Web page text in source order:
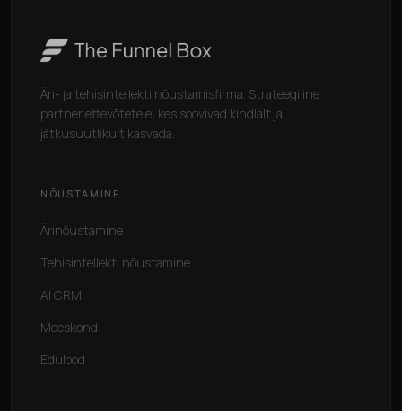
Äri- ja tehisintellekti nõustamisfirma. Strateegiline
partner ettevõtetele, kes soovivad kindlalt ja
jätkusuutlikult kasvada.
NÕUSTAMINE
Ärinõustamine
Tehisintellekti nõustamine
AI CRM
Meeskond
Edulood